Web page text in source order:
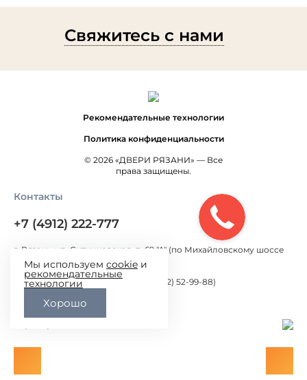
Свяжитесь с нами
Рекомендательные технологии
Политика конфиденциальности
© 2026 «ДВЕРИ РЯЗАНИ» — Все
права защищены.
Контакты
+7 (4912) 222-777
г. Рязань, ул. Ситниковская, д. 69 "А" (по Михайловскому шоссе
300 метров от Окружной дороги)
г. Рязань, ул. Большая, д.100 (+7 (4912) 52-99-88)
pavelrzn@mail.ru
Мы используем cookie и
рекомендательные
технологии
Хорошо